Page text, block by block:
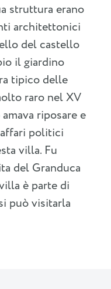
struttura erano
architettonici
del castello
il giardino
tipico delle
raro nel XV
riposare e
politici
villa. Fu
del Granduca
è parte di
può visitarla